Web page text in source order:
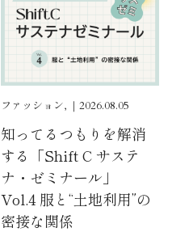
ファッション, ｜2026.08.05
知ってるつもりを解消
する「Shift C サステ
ナ・ゼミナール」
Vol.4 服と“土地利用”の
密接な関係